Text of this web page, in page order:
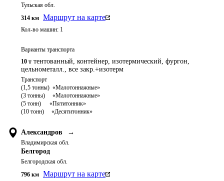
Тульская обл.
314 км Маршрут на карте
Кол-во машин: 1
Варианты транспорта
10 т тентованный, контейнер, изотермический, фургон,
цельнометалл., все закр.+изотерм
Транспорт
(1,5 тонны)  «Малотоннажные»
(3 тонны)     «Малотоннажные»
(5 тонн)	   «Пятитонник»
Александров →
Владимирская обл.
Белгород
Белгородская обл.
796 км Маршрут на карте